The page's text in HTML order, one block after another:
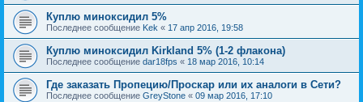
Куплю миноксидил 5%
Последнее сообщение Kek « 17 апр 2016, 19:58
Куплю миноксидил Kirkland 5% (1-2 флакона)
Последнее сообщение dar18fps « 18 мар 2016, 10:14
Где заказать Пропецию/Проскар или их аналоги в Сети?
Последнее сообщение GreyStone « 09 мар 2016, 17:10